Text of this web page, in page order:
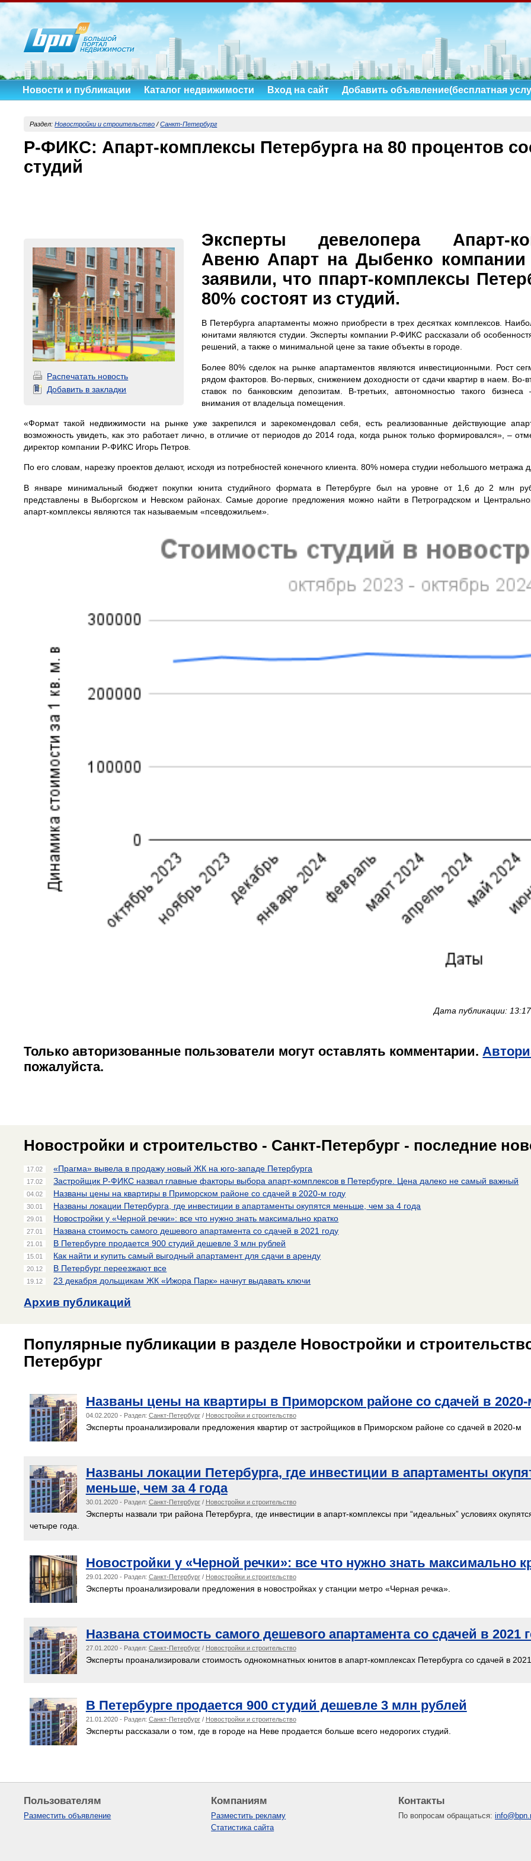
Новости и публикации Каталог недвижимости Вход на сайт Добавить объявление(бесплатная
Раздел:Новостройки и строительство /Санкт-Петербург
Р-ФИКС: Апарт-комплексы Петербурга на 80 процентов
студий
Распечатать новость
Добавить в закладки
Эксперты девелопера Апарт-
Авеню Апарт на Дыбенко
заявили, что ппарт-комплексы
80% состоят из студий.
В Петербурга апартаменты можно приобрести в трех десятках комплексов.
юнитами являются студии. Эксперты компании Р-ФИКС рассказали об
решений, а также о минимальной цене за такие объекты в городе.
Более 80% сделок на рынке апартаментов являются инвестиционными. Рост
рядом факторов. Во-первых, снижением доходности от сдачи квартир в наем. Во-
ставок по банковским депозитам. В-третьих, автономностью такого
внимания от владельца помещения.
«Формат такой недвижимости на рынке уже закрепился и зарекомендовал себя, есть реализованные действующие
возможность увидеть, как это работает лично, в отличие от периодов до 2014 года, когда рынок только формировался», –
директор компании Р-ФИКС Игорь Петров.
По его словам, нарезку проектов делают, исходя из потребностей конечного клиента. 80% номера студии небольшого метража
В январе минимальный бюджет покупки юнита студийного формата в Петербурге был на уровне от 1,6 до 2 млн
представлены в Выборгском и Невском районах. Самые дорогие предложения можно найти в Петроградском и
апарт-комплексы являются так называемым «псевдожильем».
Дата публикации:
Только авторизованные пользователи могут оставлять комментарии.
пожалуйста.
Новостройки и строительство - Санкт-Петербург - последние
17.02 «Прагма» вывела в продажу новый ЖК на юго-западе Петербурга
17.02 Застройщик Р-ФИКС назвал главные факторы выбора апарт-комплексов в Петербурге. Цена далеко не самый важный
04.02 Названы цены на квартиры в Приморском районе со сдачей в 2020-м году
30.01 Названы локации Петербурга, где инвестиции в апартаменты окупятся меньше, чем за 4 года
29.01 Новостройки у «Черной речки»: все что нужно знать максимально кратко
27.01 Названа стоимость самого дешевого апартамента со сдачей в 2021 году
21.01 В Петербурге продается 900 студий дешевле 3 млн рублей
15.01 Как найти и купить самый выгодный апартамент для сдачи в аренду
20.12 В Петербург переезжают все
19.12 23 декабря дольщикам ЖК «Ижора Парк» начнут выдавать ключи
Архив публикаций
Популярные публикации в разделе Новостройки и
Петербург
Названы цены на квартиры в Приморском районе со сдачей в 2020-
04.02.2020 - Раздел: Санкт-Петербург/ Новостройки и строительство
Эксперты проанализировали предложения квартир от застройщиков в Приморском районе со сдачей в 2020-м
Названы локации Петербурга, где инвестиции в апартаменты
меньше, чем за 4 года
30.01.2020 - Раздел: Санкт-Петербург/ Новостройки и строительство
Эксперты назвали три района Петербурга, где инвестиции в апарт-комплексы при “идеальных” условиях
четыре года.
Новостройки у «Черной речки»: все что нужно знать максимально
29.01.2020 - Раздел: Санкт-Петербург/ Новостройки и строительство
Эксперты проанализировали предложения в новостройках у станции метро «Черная речка».
Названа стоимость самого дешевого апартамента со сдачей в 2021
27.01.2020 - Раздел: Санкт-Петербург/ Новостройки и строительство
Эксперты проанализировали стоимость однокомнатных юнитов в апарт-комплексах Петербурга со сдачей в 2021
В Петербурге продается 900 студий дешевле 3 млн рублей
21.01.2020 - Раздел: Санкт-Петербург/ Новостройки и строительство
Эксперты рассказали о том, где в городе на Неве продается больше всего недорогих студий.
Пользователям
Разместить объявление
Компаниям
Разместить рекламу
Статистика сайта
Контакты
По вопросам обращаться: